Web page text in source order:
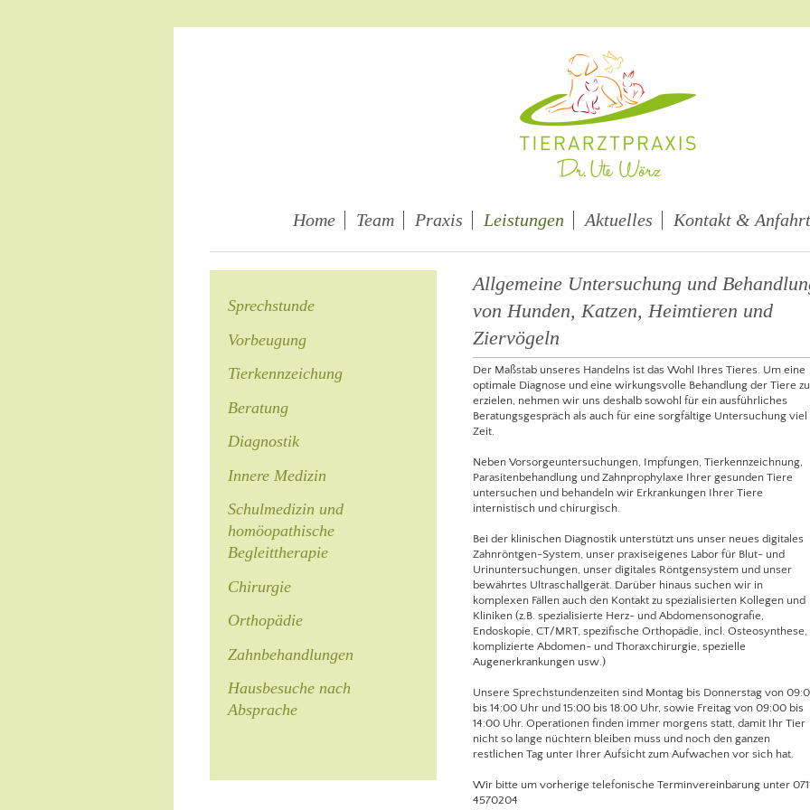
Home Team Praxis Leistungen Aktuelles Kontakt & Anfahrt
Allgemeine Untersuchung und
von Hunden, Katzen, Heimtieren und
Ziervögeln
Der Maßstab unseres Handelns ist das Wohl Ihres Tieres. Um eine
optimale Diagnose und eine wirkungsvolle Behandlung der Tiere zu
erzielen, nehmen wir uns deshalb sowohl für ein ausführliches
Beratungsgespräch als auch für eine sorgfältige Untersuchung viel
Zeit.
Neben Vorsorgeuntersuchungen, Impfungen, Tierkennzeichnung,
Parasitenbehandlung und Zahnprophylaxe Ihrer gesunden Tiere
untersuchen und behandeln wir Erkrankungen Ihrer Tiere
internistisch und chirurgisch.
Bei der klinischen Diagnostik unterstützt uns unser neues digitales
Zahnröntgen-System, unser praxiseigenes Labor für Blut- und
Urinuntersuchungen, unser digitales Röntgensystem und unser
bewährtes Ultraschallgerät. Darüber hinaus suchen wir in
komplexen Fällen auch den Kontakt zu spezialisierten Kollegen und
Kliniken (z.B. spezialisierte Herz- und Abdomensonografie,
Endoskopie, CT/MRT, spezifische Orthopädie, incl. Osteosynthese,
komplizierte Abdomen- und Thoraxchirurgie, spezielle
Augenerkrankungen usw.)
Unsere Sprechstundenzeiten sind Montag bis Donnerstag von
bis 14:00 Uhr und 15:00 bis 18:00 Uhr, sowie Freitag von 09:00 bis
14:00 Uhr. Operationen finden immer morgens statt, damit Ihr Tier
nicht so lange nüchtern bleiben muss und noch den ganzen
restlichen Tag unter Ihrer Aufsicht zum Aufwachen vor sich hat.
Wir bitte um vorherige telefonische Terminvereinbarung unter
4570204
Sprechstunde
Vorbeugung
Tierkennzeichung
Beratung
Diagnostik
Innere Medizin
Schulmedizin und
homöopathische
Begleittherapie
Chirurgie
Orthopädie
Zahnbehandlungen
Hausbesuche nach
Absprache